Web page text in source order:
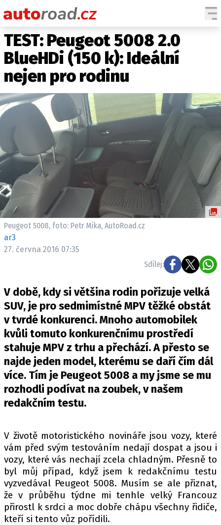
AUTA
TESTY AUT
NOVINKY
HISTORIE
ZAJÍMAVOSTI
TECHNIKA
EKONOMIKA
TUNING
PROFI
ELEKTRO
NOVINKY ZE SVĚTA EV
TESTY ELEKTROMOBILŮ
RALLY
OSTATNÍ
TISKOVKY
ROZHOVORY
DAKAR
Z DOMOVA
PIT LANE
ČEŠI V AKCI
FIA CEZ & POHÁRY
MEZINÁRODNÍ SCÉNA
SLEDUJTE NÁS NA
TEST: Peugeot 5008 2.0
BlueHDi (150 k): Ideální
nejen pro rodinu
Peugeot 5008, foto: Petr Míka, AutoRoad.cz
ar3
27. června 2016 07:35
Sdílej:
V době, kdy si většina rodin pořizuje velká
SUV, je pro sedmimístné MPV těžké obstát
v tvrdé konkurenci. Mnoho automobilek
kvůli tomuto konkurenčnímu prostředí
stahuje MPV z trhu a přechází. A přesto se
najde jeden model, kterému se daří čím dál
více. Tím je Peugeot 5008 a my jsme se mu
rozhodli podívat na zoubek, v našem
redakčním testu.
V životě motoristického novináře jsou vozy, které
vám před svým testováním nedají dospat a jsou i
vozy, které vás nechají zcela chladným. Přesně to
byl můj případ, když jsem k redakčnímu testu
vyzvedával Peugeot 5008. Musím se ale přiznat,
že v průběhu týdne mi tenhle velký Francouz
přirostl k srdci a moc dobře chápu všechny řidiče,
kteří si tento vůz pořídili.